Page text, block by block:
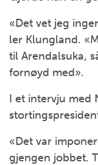
«Det vet jeg
ler Klungland.
til Arendalsuka,
fornøyd med».
I et intervju med
«Det var
gjengen jobbet.